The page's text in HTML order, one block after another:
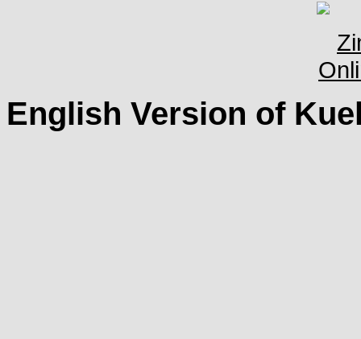
English Version of